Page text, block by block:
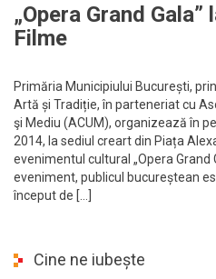
„Opera Grand Gala”
Filme
Primăria Municipiului București,
Artă și Tradiție, în parteneriat cu
şi Mediu (ACUM), organizează în
2014, la sediul creart din Piața
evenimentul cultural „Opera Grand
eveniment, publicul bucureștean
început de […]
Cine ne iubește